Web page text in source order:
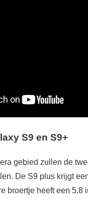
S9 en S9+
gebied zullen de
De S9 plus krijgt
broertje heeft een 5.8